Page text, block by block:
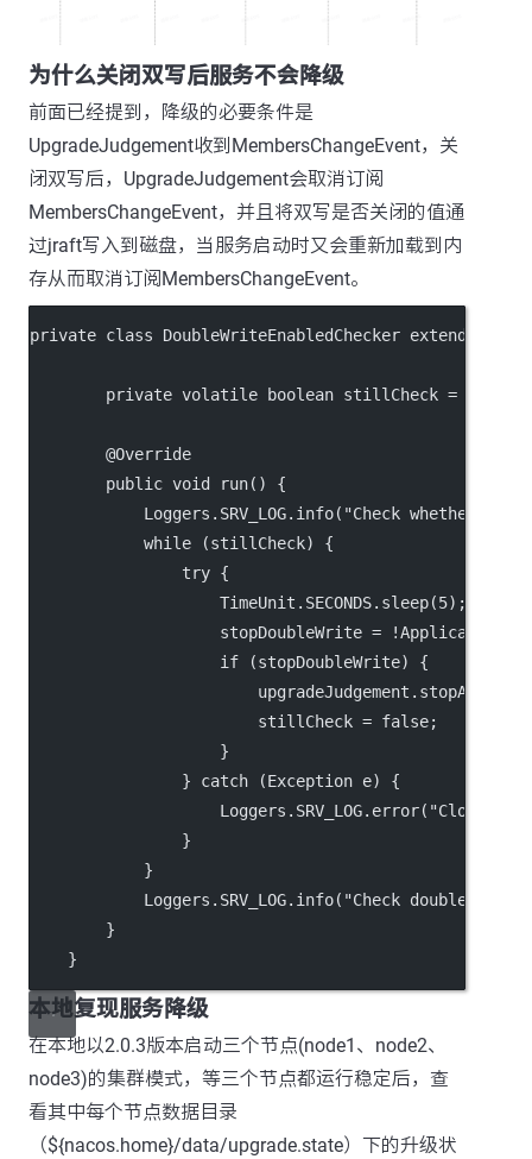
为什么关闭双写后服务不会降级
前面已经提到，降级的必要条件是
UpgradeJudgement收到MembersChangeEvent，关
闭双写后，UpgradeJudgement会取消订阅
MembersChangeEvent，并且将双写是否关闭的值通
过jraft写入到磁盘，当服务启动时又会重新加载到内
存从而取消订阅MembersChangeEvent。
private class DoubleWriteEnabledChecker extends
        private volatile boolean stillCheck = true;
        @Override
        public void run() {
Loggers.SRV_LOG.info("Check whether
            while (stillCheck) {
                try {
                    TimeUnit.SECONDS.sleep(5);
stopDoubleWrite =
                    if (stopDoubleWrite) {
                        upgradeJudgement.stopAll();
                        stillCheck = false;
                    }
                } catch (Exception e) {
Loggers.SRV_LOG.error("Close
                }
            }
Loggers.SRV_LOG.info("Check double write
        }
    }
本地复现服务降级
在本地以2.0.3版本启动三个节点(node1、node2、
node3)的集群模式，等三个节点都运行稳定后，查
看其中每个节点数据目录
（${nacos.home}/data/upgrade.state）下的升级状